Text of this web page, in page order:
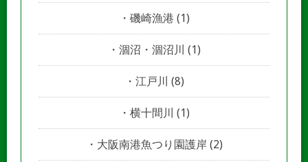
磯崎漁港 (1)
涸沼・涸沼川 (1)
江戸川 (8)
横十間川 (1)
大阪南港魚つり園護岸 (2)